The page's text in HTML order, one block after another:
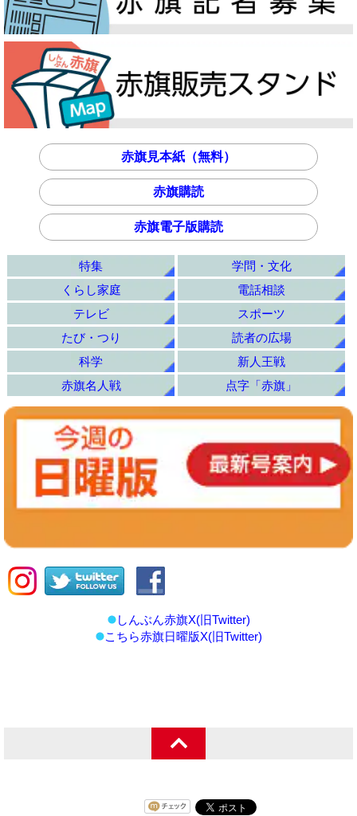
赤旗見本紙（無料）
赤旗購読
赤旗電子版購読
特集
学問・文化
くらし家庭
電話相談
テレビ
スポーツ
たび・つり
読者の広場
科学
新人王戦
赤旗名人戦
点字「赤旗」
しんぶん赤旗X(旧Twitter)
こちら赤旗日曜版X(旧Twitter)